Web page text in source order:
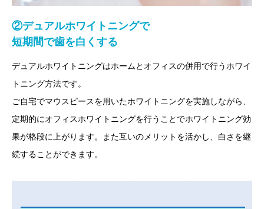
②デュアルホワイトニングで
短期間で歯を白くする
デュアルホワイトニングはホームとオフィスの併用で行うホワイ
トニング方法です。
ご自宅でマウスピースを用いたホワイトニングを実施しながら、
定期的にオフィスホワイトニングを行うことでホワイトニング効
果が格段に上がります。また互いのメリットを活かし、白さを継
続することができます。